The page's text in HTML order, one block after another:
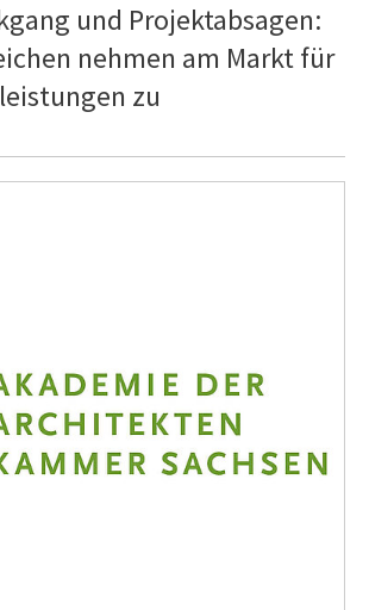
und Projektabsagen:
nehmen am Markt für
zu